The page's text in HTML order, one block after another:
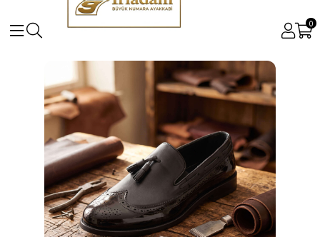
0
Büyük ve Küçük Numara Kadın ve Erkek Ayakkabı